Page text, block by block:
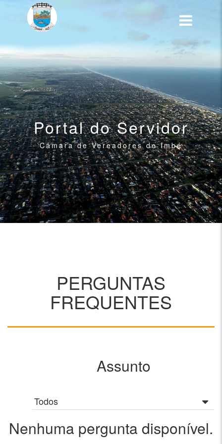
Portal do Servidor
Câmara de Vereadores de Imbé
PERGUNTAS
FREQUENTES
Assunto
Todos
Nenhuma pergunta disponível.